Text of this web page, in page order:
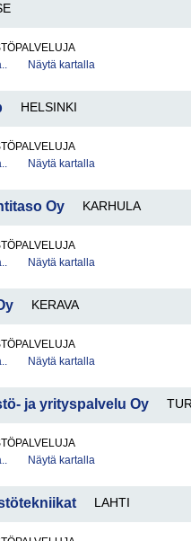
Näytä kartalla
HELSINKI
Näytä kartalla
Oy KARHULA
Näytä kartalla
KERAVA
Näytä kartalla
ja yrityspalvelu Oy
Näytä kartalla
LAHTI